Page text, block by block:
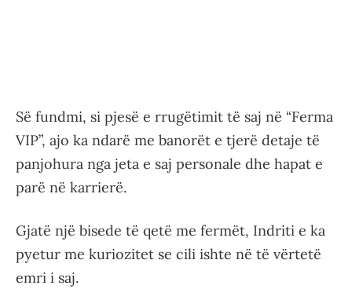
Së fundmi, si pjesë e rrugëtimit të saj në “Ferma
VIP”, ajo ka ndarë me banorët e tjerë detaje të
panjohura nga jeta e saj personale dhe hapat e
parë në karrierë.
Gjatë një bisede të qetë me fermët, Indriti e ka
pyetur me kuriozitet se cili ishte në të vërtetë
emri i saj.